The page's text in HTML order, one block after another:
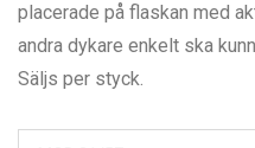
placerade på flaskan med
andra dykare enkelt ska
Säljs per styck.